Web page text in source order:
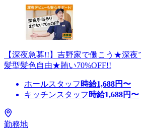
【深夜急募!!】吉野家で働こう★深
髪型髪色自由★賄い70%OFF!!
ホールスタッフ 時給1,688円〜
キッチンスタッフ 時給1,688円〜
勤務地